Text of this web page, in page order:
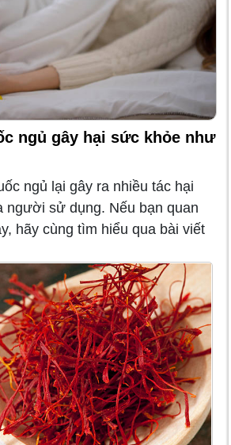
ngủ gây hại sức khỏe như
ngủ lại gây ra nhiều tác hại
người sử dụng. Nếu bạn quan
hãy cùng tìm hiểu qua bài viết